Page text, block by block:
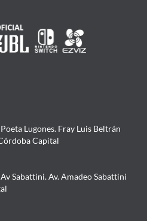
Lugones. Fray Luis Beltrán
Capital
Sabattini. Av. Amadeo Sabattini